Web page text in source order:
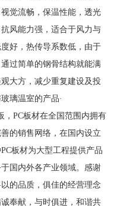
觉流畅，保温性能，透光
风能力强，适合于风力与
好，热传导系数低，由于
过简单的钢骨结构就能满
大方，减少重复建设及投
璃温室的产品·
，PC板材在全国范围内拥有
的销售网络，在国内设立
板材为大型工程提供产品
国内外各产业领域。感谢
的品质，俱佳的经营理念
奉献，与时俱进，和谐共